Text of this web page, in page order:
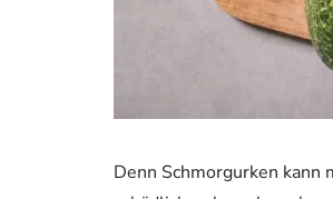
Denn Schmorgurken kann